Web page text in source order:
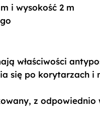
i wysokość 2 m
właściwości
się po korytarzach i
z